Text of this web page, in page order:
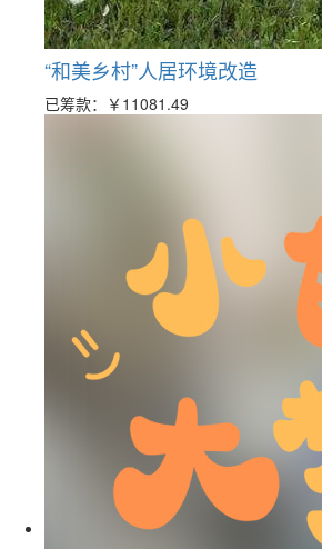
“和美乡村”人居环境改造
已筹款： ￥11081.49